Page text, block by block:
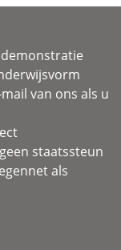
van ons als u
staatssteun
als